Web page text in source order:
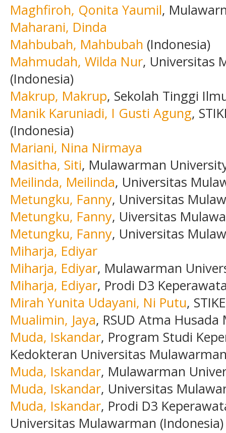
Maghfiroh, Qonita Yaumil,
Maharani, Dinda
Mahbubah, Mahbubah (Indonesia)
Mahmudah, Wilda Nur, Universitas
(Indonesia)
Makrup, Makrup, Sekolah Tinggi
Manik Karuniadi, I Gusti Agung,
(Indonesia)
Mariani, Nina Nirmaya
Masitha, Siti, Mulawarman
Meilinda, Meilinda, Universitas
Metungku, Fanny, Universitas
Metungku, Fanny, Uiversitas
Metungku, Fanny, Universitas
Miharja, Ediyar
Miharja, Ediyar, Mulawarman
Miharja, Ediyar, Prodi D3
Mirah Yunita Udayani, Ni Putu,
Mualimin, Jaya, RSUD Atma
Muda, Iskandar, Program Studi
Kedokteran Universitas
Muda, Iskandar, Mulawarman
Muda, Iskandar, Universitas
Muda, Iskandar, Prodi D3
Universitas Mulawarman (Indonesia)